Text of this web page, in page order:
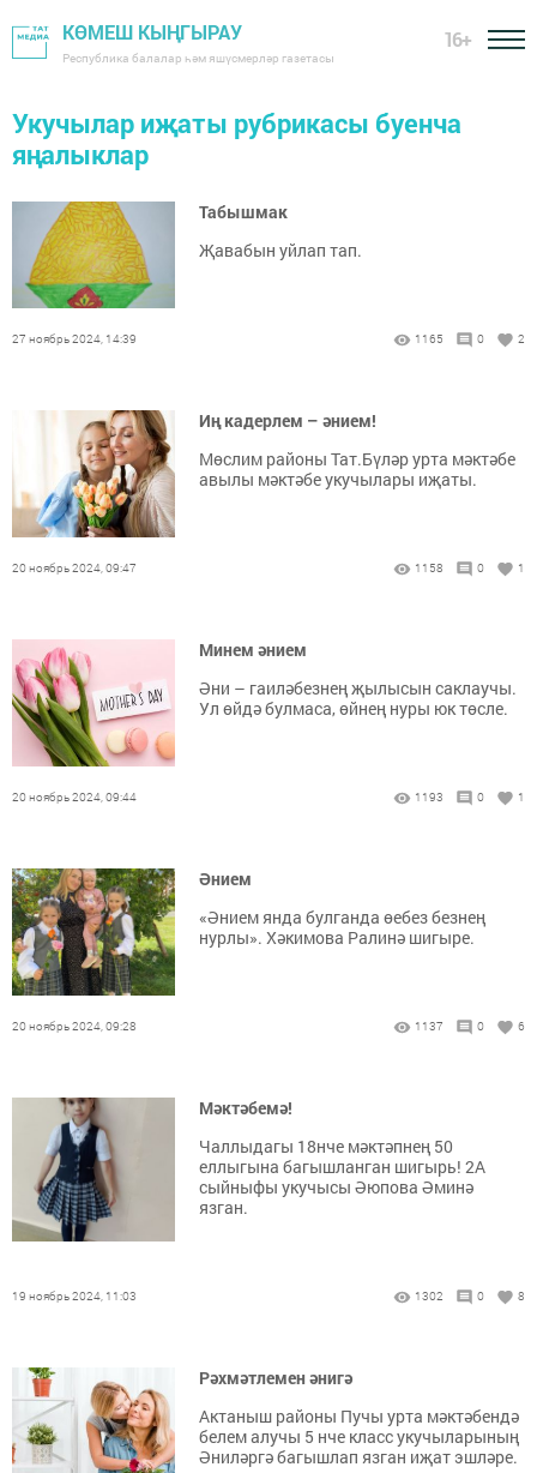
КӨМЕШ КЫҢГЫРАУ
Республика балалар һәм яшүсмерләр газетасы
16+
Укучылар иҗаты рубрикасы буенча
яңалыклар
Табышмак
Җавабын уйлап тап.
27 ноябрь 2024, 14:39 1165 0 2
Иң кадерлем – әнием!
Мөслим районы Тат.Бүләр урта мәктәбе
авылы мәктәбе укучылары иҗаты.
20 ноябрь 2024, 09:47 1158 0 1
Минем әнием
Әни – гаиләбезнең җылысын саклаучы.
Ул өйдә булмаса, өйнең нуры юк төсле.
20 ноябрь 2024, 09:44 1193 0 1
Әнием
«Әнием янда булганда өебез безнең
нурлы». Хәкимова Ралинә шигыре.
20 ноябрь 2024, 09:28 1137 0 6
Мәктәбемә!
Чаллыдагы 18нче мәктәпнең 50
еллыгына багышланган шигырь! 2А
сыйныфы укучысы Әюпова Әминә
язган.
19 ноябрь 2024, 11:03 1302 0 8
Рәхмәтлемен әнигә
Актаныш районы Пучы урта мәктәбендә
белем алучы 5 нче класс укучыларының
Әниләргә багышлап язган иҗат эшләре.